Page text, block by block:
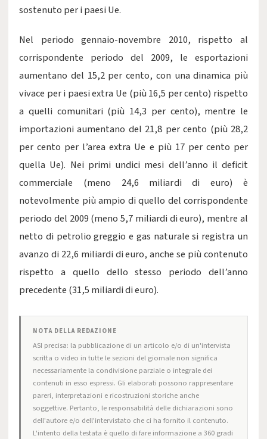
sostenuto per i paesi Ue.
Nel periodo gennaio-novembre 2010, rispetto al
corrispondente periodo del 2009, le esportazioni
aumentano del 15,2 per cento, con una dinamica più
vivace per i paesi extra Ue (più 16,5 per cento) rispetto
a quelli comunitari (più 14,3 per cento), mentre le
importazioni aumentano del 21,8 per cento (più 28,2
per cento per l’area extra Ue e più 17 per cento per
quella Ue). Nei primi undici mesi dell’anno il deficit
commerciale (meno 24,6 miliardi di euro) è
notevolmente più ampio di quello del corrispondente
periodo del 2009 (meno 5,7 miliardi di euro), mentre al
netto di petrolio greggio e gas naturale si registra un
avanzo di 22,6 miliardi di euro, anche se più contenuto
rispetto a quello dello stesso periodo dell’anno
precedente (31,5 miliardi di euro).
NOTA DELLA REDAZIONE
ASI precisa: la pubblicazione di un articolo e/o di un'intervista
scritta o video in tutte le sezioni del giornale non significa
necessariamente la condivisione parziale o integrale dei
contenuti in esso espressi. Gli elaborati possono rappresentare
pareri, interpretazioni e ricostruzioni storiche anche
soggettive. Pertanto, le responsabilità delle dichiarazioni sono
dell'autore e/o dell'intervistato che ci ha fornito il contenuto.
L'intento della testata è quello di fare informazione a 360 gradi